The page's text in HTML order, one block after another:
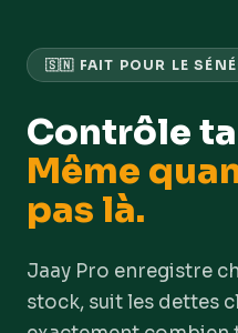
🇸🇳 FAIT POUR LE
Contrôle
Même
pas là.
Jaay Pro enregistre
stock, suit les dettes